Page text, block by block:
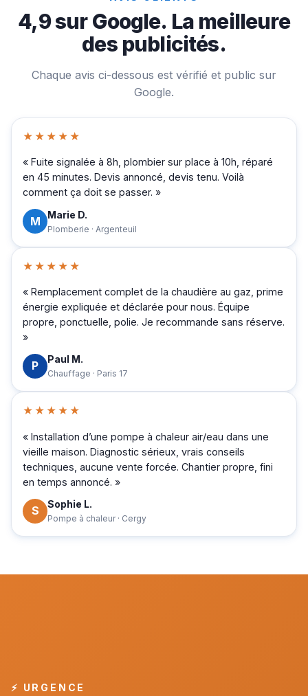
4,9 sur Google. La meilleure
des publicités.
Chaque avis ci-dessous est vérifié et public sur
Google.
★★★★★
« Fuite signalée à 8h, plombier sur place à 10h, réparé
en 45 minutes. Devis annoncé, devis tenu. Voilà
comment ça doit se passer. »
M Marie D.
Plomberie · Argenteuil
★★★★★
« Remplacement complet de la chaudière au gaz, prime
énergie expliquée et déclarée pour nous. Équipe
propre, ponctuelle, polie. Je recommande sans réserve.
»
P Paul M.
Chauffage · Paris 17
★★★★★
« Installation d’une pompe à chaleur air/eau dans une
vieille maison. Diagnostic sérieux, vrais conseils
techniques, aucune vente forcée. Chantier propre, fini
en temps annoncé. »
S Sophie L.
Pompe à chaleur · Cergy
⚡ URGENCE